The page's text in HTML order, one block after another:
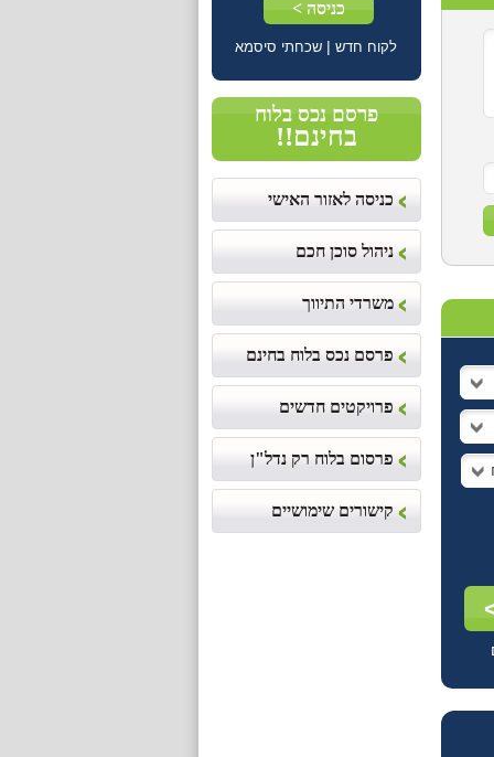
לקוח חדש | שכחתי סיסמא
פרסם נכס בלוח
בחינם!!
כניסה לאזור האישי
ניהול סוכן חכם
משרדי התיווך
פרסם נכס בלוח בחינם
פרויקטים חדשים
פרסום בלוח רק נדל"ן
קישורים שימושיים